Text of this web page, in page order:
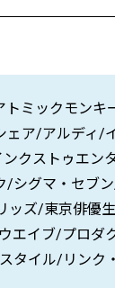
ミックモン
ェア/アルデ
クストゥエ
グマ・セブ
ッズ/東京俳
エイブ/プロ
イル/リンク